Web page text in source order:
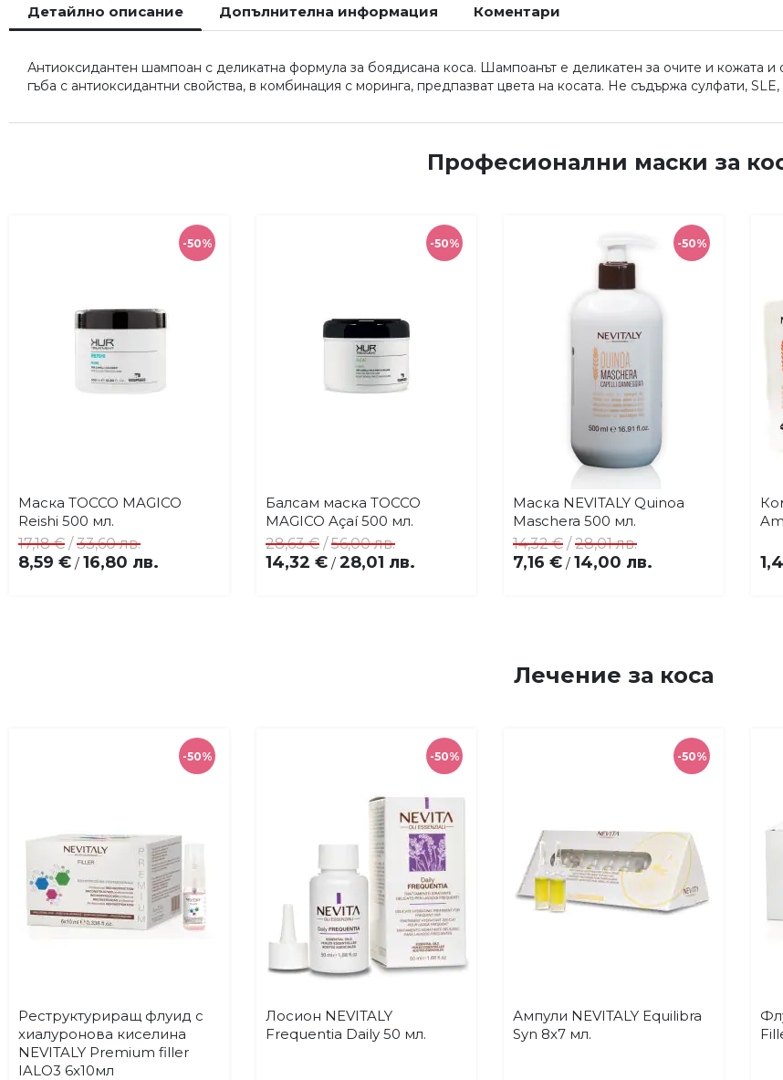
началото
на
със
снимки
Детайлно описание
Антиоксидантен шампоан с деликатна формула за боядисана коса. Шампоанът е деликатен за очите и кожата и
гъба с антиоксидантни свойства, в комбинация с моринга, предпазват цвета на косата. Не съдържа сулфати,
Допълнителна информация Коментари
Професионални маски за
-50%
Купи
Маска TOCCO MAGICO
Reishi 500 мл.
8,59 € / 16,80 лв.
17,18 € /33,60 лв.
-50%
в
любими
Купи
Балсам маска TOCCO
MAGICO Açaí 500 мл.
14,32 € / 28,01 лв.
28,63 € /56,00 лв.
-50%
Добави
любими
Купи
Маска NEVITALY Quinoa
Maschera 500 мл.
7,16 € / 14,00 лв.
14,32 € /28,01 лв.
Лечение за коса
-50%
Добави
в
любими
Купи
Реструктуриращ флуид с
хиалуронова киселина
NEVITALY Premium filler
IALO3 6x10мл
-50%
Добави
в
Купи
Лосион NEVITALY
Frequentia Daily 50 мл.
-50%
Добави
Купи
Ампули NEVITALY Equilibra
Syn 8x7 мл.